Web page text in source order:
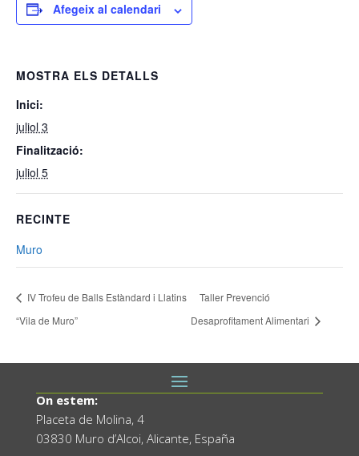
Afegeix al calendari
MOSTRA ELS DETALLS
Inici:
juliol 3
Finalització:
juliol 5
RECINTE
Muro
IV Trofeu de Balls Estàndard i Llatins
“Vila de Muro”
Taller Prevenció
Desaprofitament Alimentari
On estem:
Placeta de Molina, 4
03830 Muro d’Alcoi, Alicante, España